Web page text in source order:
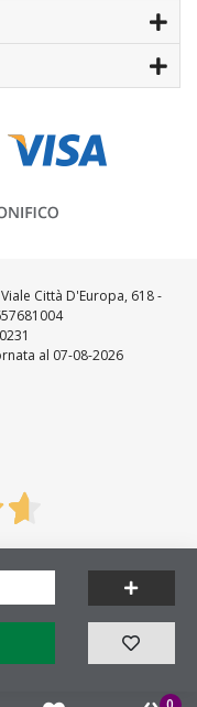
Città D'Europa, 618 -
al 07-08-2026